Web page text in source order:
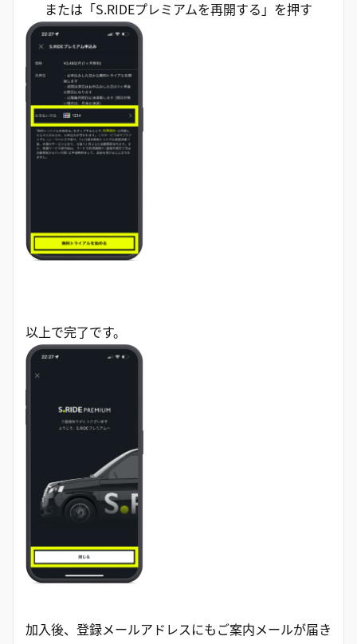
または「S.RIDEプレミアムを再開する」を押す
以上で完了です。
加入後、登録メールアドレスにもご案内メールが届き